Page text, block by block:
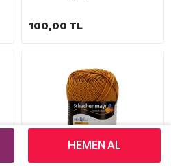
HEMEN AL
100,00 TL